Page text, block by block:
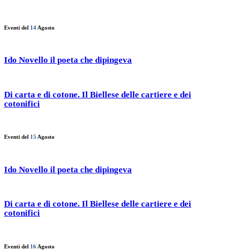
Eventi del 14 Agosto
Ido Novello il poeta che dipingeva
Di carta e di cotone. Il Biellese delle cartiere e dei
cotonifici
Eventi del 15 Agosto
Ido Novello il poeta che dipingeva
Di carta e di cotone. Il Biellese delle cartiere e dei
cotonifici
Eventi del 16 Agosto